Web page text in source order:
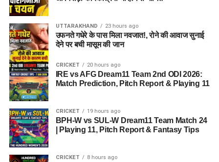
UTTARAKHAND 23 hours ago
उफनते गधेरे के पास मिला नवजात!, रोने की आवाज सुनाई
देने पर बची मासूम की जान
CRICKET 20 hours ago
IRE vs AFG Dream11 Team 2nd ODI 2026:
Match Prediction, Pitch Report & Playing 11
CRICKET 19 hours ago
BPH-W vs SUL-W Dream11 Team Match 24
| Playing 11, Pitch Report & Fantasy Tips
CRICKET 8 hours ago